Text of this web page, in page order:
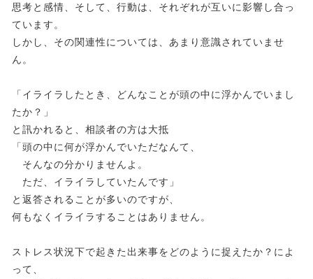
思考と感情、そして、行動は、それぞれが互いに影響し合っ
ています。
しかし、その関連性については、あまり意識されていませ
ん。
「イライラしたとき、どんなことが頭の中に浮かんでいまし
たか？」
と訊かれると、相談者の方は大抵
「頭の中に何が浮かんでいただなんて、
そんなの分かりませんよ。
ただ、イライラしていたんです」
と返答されることが多いのですが、
何もなくイライラすることはありません。
ストレス状況下で起きた出来事をどのように捉えたか？によ
って、